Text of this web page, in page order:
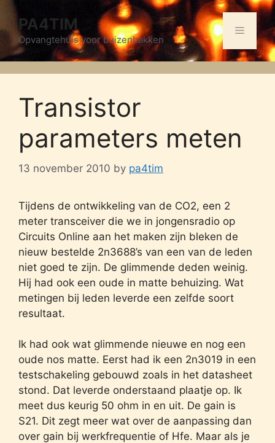
Skip
content
PA4TIM
Opvangtehuis voor buizenbakken
Menu
Transistor
parameters meten
13 november 2010 by pa4tim
Tijdens de ontwikkeling van de CO2, een 2
meter transceiver die we in jongensradio op
Circuits Online aan het maken zijn bleken de
nieuw bestelde 2n3688’s van een van de leden
niet goed te zijn. De glimmende deden weinig.
Hij had ook een oude in matte behuizing. Wat
metingen bij leden leverde een zelfde soort
resultaat.
Ik had ook wat glimmende nieuwe en nog een
oude nos matte. Eerst had ik een 2n3019 in een
testschakeling gebouwd zoals in het datasheet
stond. Dat leverde onderstaand plaatje op. Ik
meet dus keurig 50 ohm in en uit. De gain is
S21. Dit zegt meer wat over de aanpassing dan
over gain bij werkfrequentie of Hfe. Maar als je